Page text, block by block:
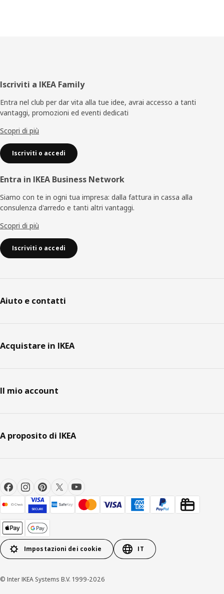
Piè
di
pagina
Iscriviti a IKEA Family
Entra nel club per dar vita alla tue idee, avrai accesso a tanti
vantaggi, promozioni ed eventi dedicati
Scopri di più
Iscriviti o accedi
Entra in IKEA Business Network
Siamo con te in ogni tua impresa: dalla fattura in cassa alla
consulenza d'arredo e tanti altri vantaggi.
Scopri di più
Iscriviti o accedi
Aiuto e contatti
Acquistare in IKEA
Il mio account
A proposito di IKEA
Impostazioni dei cookie IT
© Inter IKEA Systems B.V. 1999-2026